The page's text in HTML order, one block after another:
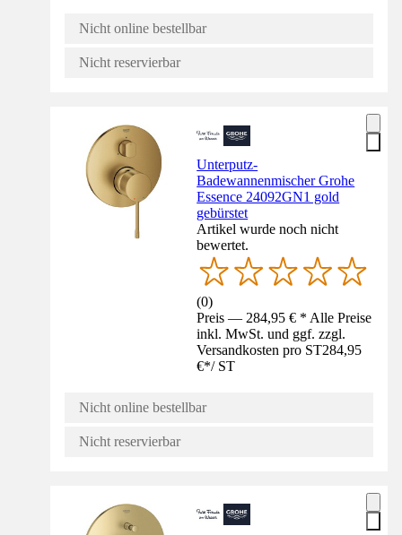
Nicht online bestellbar
Nicht reservierbar
Unterputz-
Badewannenmischer Grohe
Essence 24092GN1 gold
gebürstet
Artikel wurde noch nicht
bewertet.
(0)
Preis — 284,95 € * Alle Preise
inkl. MwSt. und ggf. zzgl.
Versandkosten pro ST284,95
€*/ ST
Nicht online bestellbar
Nicht reservierbar